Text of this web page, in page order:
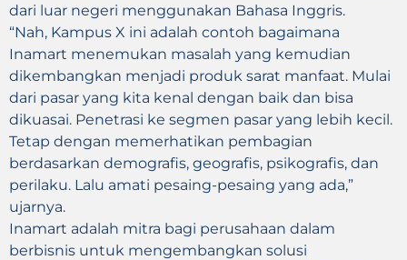
dari luar negeri menggunakan Bahasa Inggris.
“Nah, Kampus X ini adalah contoh bagaimana
Inamart menemukan masalah yang kemudian
dikembangkan menjadi produk sarat manfaat. Mulai
dari pasar yang kita kenal dengan baik dan bisa
dikuasai. Penetrasi ke segmen pasar yang lebih kecil.
Tetap dengan memerhatikan pembagian
berdasarkan demografis, geografis, psikografis, dan
perilaku. Lalu amati pesaing-pesaing yang ada,”
ujarnya.
Inamart adalah mitra bagi perusahaan dalam
berbisnis untuk mengembangkan solusi